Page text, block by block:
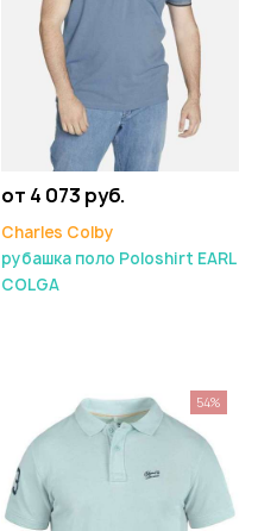
от 4 073 руб.
Charles Colby
рубашка поло Poloshirt EARL
COLGA
54%